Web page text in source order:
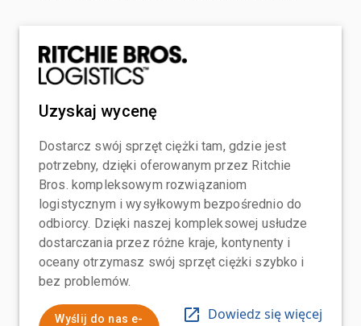
Uzyskaj wycenę
Dostarcz swój sprzęt ciężki tam, gdzie jest
potrzebny, dzięki oferowanym przez Ritchie
Bros. kompleksowym rozwiązaniom
logistycznym i wysyłkowym bezpośrednio do
odbiorcy. Dzięki naszej kompleksowej usłudze
dostarczania przez różne kraje, kontynenty i
oceany otrzymasz swój sprzęt ciężki szybko i
bez problemów.
Wyślij do nas e-
Dowiedz się więcej